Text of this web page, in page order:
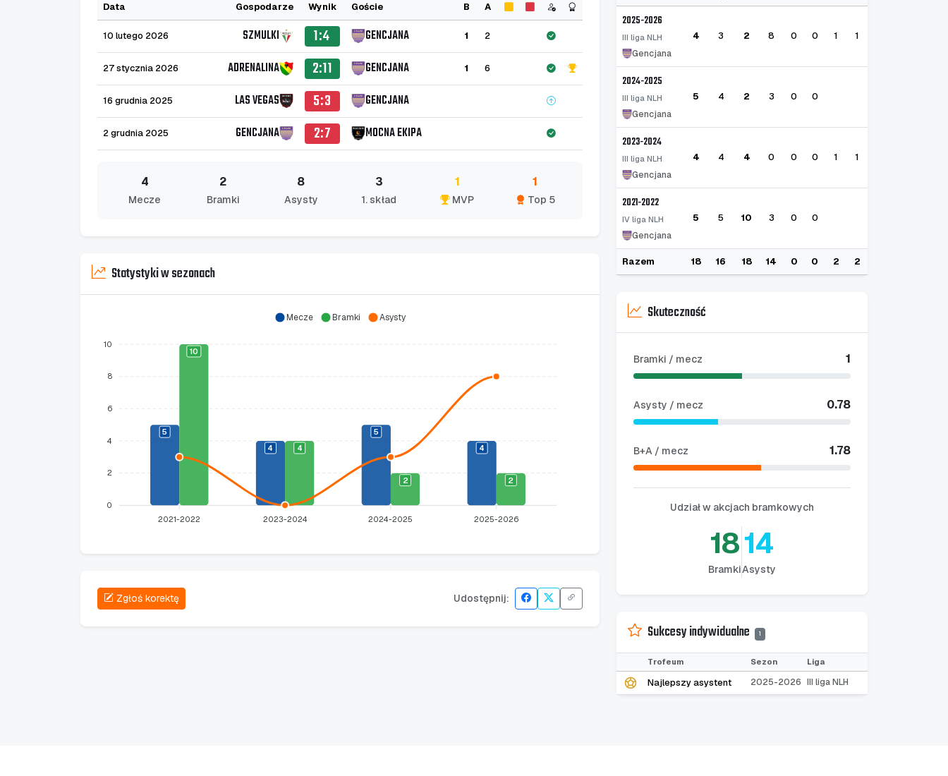
Data Gospodarze Wynik Goście B A
10 lutego 2026 SZMULKI 1:4 GENCJANA 1 2
27 stycznia 2026 ADRENALINA 2:11 GENCJANA 1 6
16 grudnia 2025 LAS VEGAS 5:3 GENCJANA
2 grudnia 2025 GENCJANA 2:7 MOCNA EKIPA
4
Mecze
2
Bramki
8
Asysty
3
1. skład
1
MVP
1
Top 5
Statystyki w sezonach
10
8
6
4
2
0
5
4
5
4
10
4
2 2
2021-2022 2023-2024 2024-2025 2025-2026
Mecze Bramki Asysty
Zgłoś korektę Udostępnij:
2025-2026
III liga NLH
Gencjana
4 3 2 8 0 0 1 1
2024-2025
III liga NLH
Gencjana
5 4 2 3 0 0
2023-2024
III liga NLH
Gencjana
4 4 4 0 0 0 1 1
2021-2022
IV liga NLH
Gencjana
5 5 10 3 0 0
Razem 18 16 18 14 0 0 2 2
Skuteczność
Bramki / mecz 1
Asysty / mecz 0.78
B+A / mecz 1.78
Udział w akcjach bramkowych
18
Bramki
14
Asysty
Sukcesy indywidualne 1
Trofeum Sezon Liga
Najlepszy asystent 2025-2026 III liga NLH